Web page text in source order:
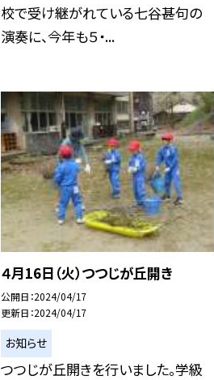
校で受け継がれている七谷甚句の
演奏に、今年も５・...
４月16日（火）つつじが丘開き
公開日 2024/04/17
更新日 2024/04/17
お知らせ
つつじが丘開きを行いました。学級